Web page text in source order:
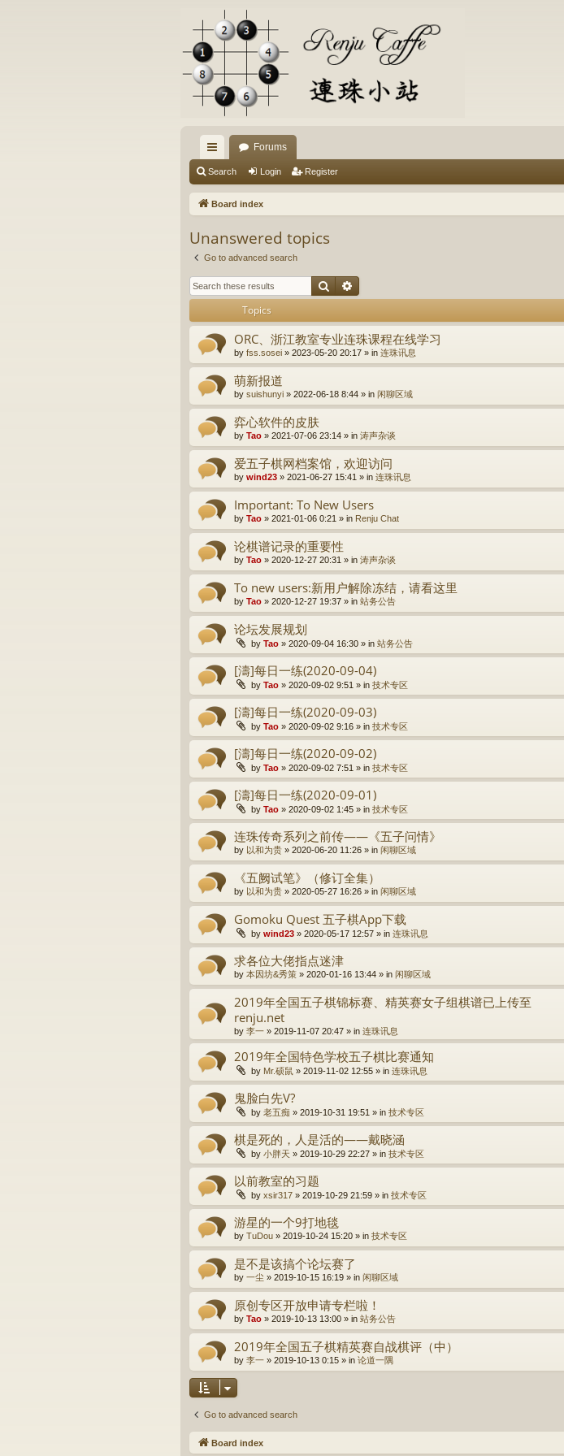
ui
ck
ks
Forums
Search Login Register
Board index
Unanswered topics
Go to advanced search
Search
Topics
ORC、浙江教室专业连珠课程在线学习
by fss.sosei » 2023-05-20 20:17 » in 连珠讯息
萌新报道
by suishunyi » 2022-06-18 8:44 » in 闲聊区域
弈心软件的皮肤
by Tao » 2021-07-06 23:14 » in 涛声杂谈
爱五子棋网档案馆，欢迎访问
by wind23 » 2021-06-27 15:41 » in 连珠讯息
Important: To New Users
by Tao » 2021-01-06 0:21 » in Renju Chat
论棋谱记录的重要性
by Tao » 2020-12-27 20:31 » in 涛声杂谈
To new users:新用户解除冻结，请看这里
by Tao » 2020-12-27 19:37 » in 站务公告
论坛发展规划
by Tao » 2020-09-04 16:30 » in 站务公告
[濤]每日一练(2020-09-04)
by Tao » 2020-09-02 9:51 » in 技术专区
[濤]每日一练(2020-09-03)
by Tao » 2020-09-02 9:16 » in 技术专区
[濤]每日一练(2020-09-02)
by Tao » 2020-09-02 7:51 » in 技术专区
[濤]每日一练(2020-09-01)
by Tao » 2020-09-02 1:45 » in 技术专区
连珠传奇系列之前传——《五子问情》
by 以和为贵 » 2020-06-20 11:26 » in 闲聊区域
《五阙试笔》（修订全集）
by 以和为贵 » 2020-05-27 16:26 » in 闲聊区域
Gomoku Quest 五子棋App下载
by wind23 » 2020-05-17 12:57 » in 连珠讯息
求各位大佬指点迷津
by 本因坊&秀策 » 2020-01-16 13:44 » in 闲聊区域
2019年全国五子棋锦标赛、精英赛女子组棋谱已上传至
renju.net
by 李一 » 2019-11-07 20:47 » in 连珠讯息
2019年全国特色学校五子棋比赛通知
by Mr.硕鼠 » 2019-11-02 12:55 » in 连珠讯息
鬼脸白先V?
by 老五痴 » 2019-10-31 19:51 » in 技术专区
棋是死的，人是活的——戴晓涵
by 小胖天 » 2019-10-29 22:27 » in 技术专区
以前教室的习题
by xsir317 » 2019-10-29 21:59 » in 技术专区
游星的一个9打地毯
by TuDou » 2019-10-24 15:20 » in 技术专区
是不是该搞个论坛赛了
by 一尘 » 2019-10-15 16:19 » in 闲聊区域
原创专区开放申请专栏啦！
by Tao » 2019-10-13 13:00 » in 站务公告
2019年全国五子棋精英赛自战棋评（中）
by 李一 » 2019-10-13 0:15 » in 论道一隅
Go to advanced search
Board index